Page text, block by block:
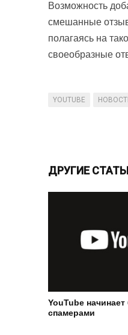
Возможность
смешанные
полагаясь на
своеобразные
YOUTUBE
ДРУГИЕ
YouTube
спамерами